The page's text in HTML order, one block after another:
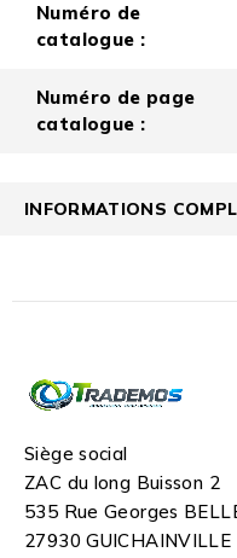
Numéro de
catalogue :
Numéro de page
catalogue :
INFORMATIONS
Siège social
ZAC du long Buisson 2
535 Rue Georges
27930 GUICHAINVILLE